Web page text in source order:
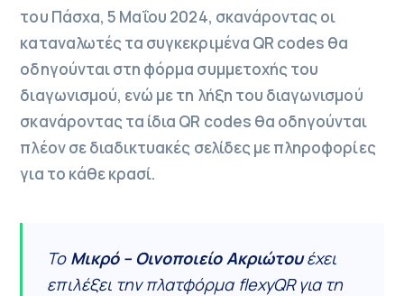
του Πάσχα, 5 Μαΐου 2024, σκανάροντας οι
καταναλωτές τα συγκεκριμένα QR codes θα
οδηγούνται στη φόρμα συμμετοχής του
διαγωνισμού, ενώ με τη λήξη του διαγωνισμού
σκανάροντας τα ίδια QR codes θα οδηγούνται
πλέον σε διαδικτυακές σελίδες με πληροφορίες
για το κάθε κρασί.
Το Μικρό – Οινοποιείο Ακριώτουέχει
επιλέξει την πλατφόρμα flexyQR για τη